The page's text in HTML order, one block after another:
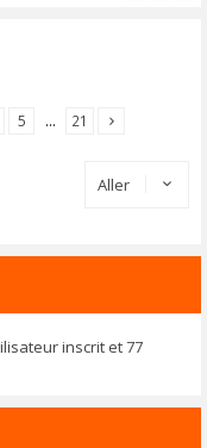
5 … 21
Aller
inscrit et 77